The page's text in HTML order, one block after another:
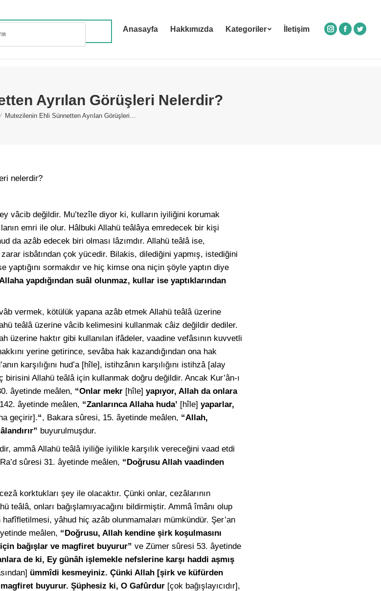
Anasayfa Hakkımızda Kategoriler İletişim
Instagram
Facebook
Ayrılan Görüşleri Nelerdir?
Mutezilenin Ehli Sünnetten Ayrılan Görüşleri…
nelerdir?
vâcib değildir. Mu’tezîle diyor ki, kulların iyiliğini korumak
emri ile olur. Hâlbuki Allahü teâlâya emredecek bir kişi
da azâb edecek biri olması lâzımdır. Allahü teâlâ ise,
isbâtından çok yücedir. Bilakis, dilediğini yapmış, istediğini
yaptığını sormakdır ve hiç kimse ona niçin şöyle yaptın diye
yapdığından suâl olunmaz, kullar ise yaptıklarından
vermek, kötülük yapana azâb etmek Allahü teâlâ üzerine
teâlâ üzerine vâcib kelimesini kullanmak câiz değildir dediler.
üzerine haktır gibi kullanılan ifâdeler, vaadine vefâsının kuvvetli
yerine getirince, sevâba hak kazandığından ona hak
karşılığını hud’a [hîle], istihzânın karşılığını istihzâ [alay
Allahü teâlâ için kullanmak doğru değildir. Ancak Kur’ân-ı
âyetinde meâlen, “Onlar mekr [hîle] yapıyor, Allah da onlara
âyetinde meâlen, “Zanlarınca Allaha huda’ [hîle] yaparlar,
geçirir].“, Bakara sûresi, 15. âyetinde meâlen, “Allah,
buyurulmuşdur.
ammâ Allahü teâlâ iyiliğe iyilikle karşılık vereceğini vaad etdi
sûresi 31. âyetinde meâlen, “Doğrusu Allah vaadinden
korktukları şey ile olacaktır. Çünki onlar, cezâlarının
onları bağışlamıyacağını bildirmiştir. Ammâ îmânı olup
yâhud hiç azâb olunmamaları mümkündür. Şer’an
meâlen, “Doğrusu, Allah kendine şirk koşulmasını
bağışlar ve magfiret buyurur” ve Zümer sûresi 53. âyetinde
de ki, Ey günâh işlemekle nefslerine karşı haddi aşmış
ümmîdi kesmeyiniz. Çünki Allah [şirk ve küfürden
buyurur. Şüphesiz ki, O Gafûrdur [çok bağışlayıcıdır],